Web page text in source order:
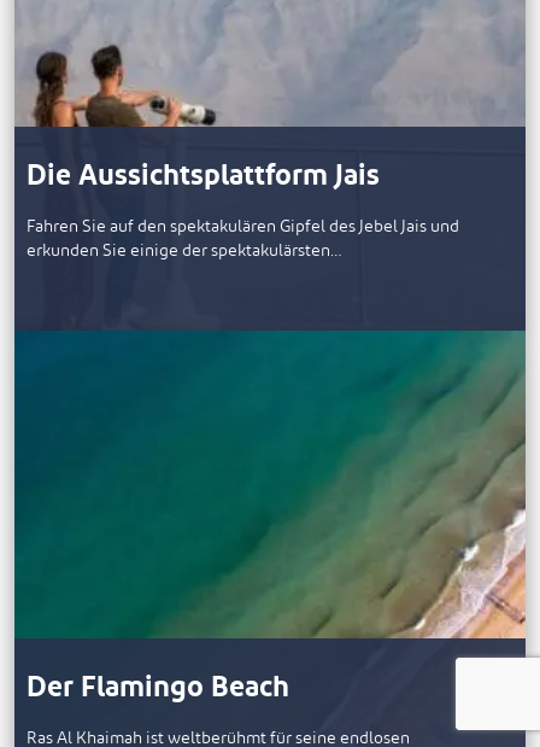
Die Aussichtsplattform Jais
Fahren Sie auf den spektakulären Gipfel des Jebel Jais und
erkunden Sie einige der spektakulärsten…
Der Flamingo Beach
Ras Al Khaimah ist weltberühmt für seine endlosen